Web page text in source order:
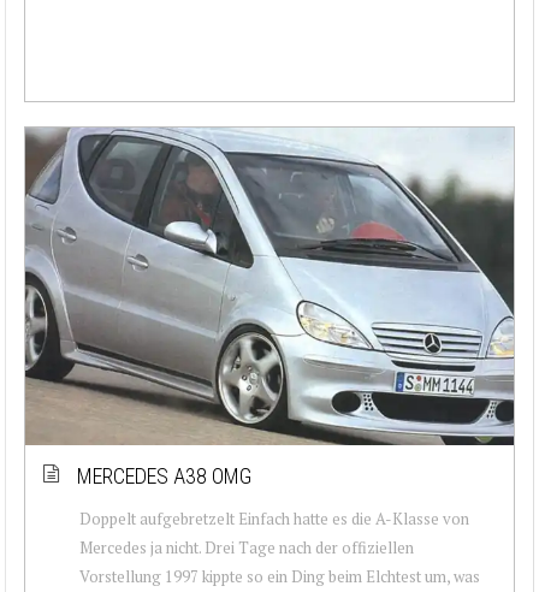
MERCEDES A38 OMG
Doppelt aufgebretzelt Einfach hatte es die A-Klasse von
Mercedes ja nicht. Drei Tage nach der offiziellen
Vorstellung 1997 kippte so ein Ding beim Elchtest um, was